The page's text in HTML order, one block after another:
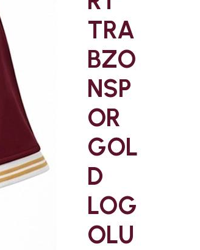
TRA
BZO
NSP
OR
GOL
D
LOG
OLU